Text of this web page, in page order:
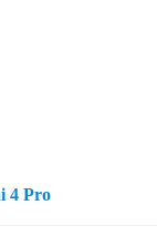
4 Pro